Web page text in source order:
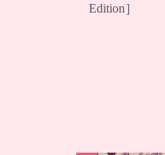
Edition］